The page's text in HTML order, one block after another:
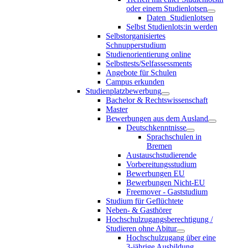
oder einem Studienlotsen
Daten_Studienlotsen
Selbst Studienlots:in werden
Selbstorganisiertes
Schnupperstudium
Studienorientierung online
Selbsttests/Selfassessments
Angebote für Schulen
Campus erkunden
Studienplatzbewerbung
Bachelor & Rechtswissenschaft
Master
Bewerbungen aus dem Ausland
Deutschkenntnisse
Sprachschulen in
Bremen
Austauschstudierende
Vorbereitungsstudium
Bewerbungen EU
Bewerbungen Nicht-EU
Freemover - Gaststudium
Studium für Geflüchtete
Neben- & Gasthörer
Hochschulzugangsberechtigung /
Studieren ohne Abitur
Hochschulzugang über eine